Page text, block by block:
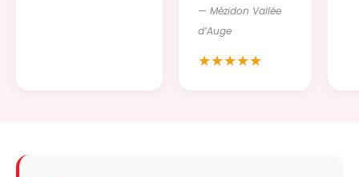
— Mézidon Vallée
d’Auge
★★★★★